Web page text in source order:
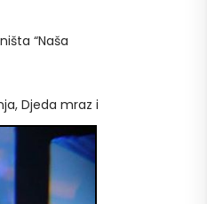
“Naša
Djeda mraz i